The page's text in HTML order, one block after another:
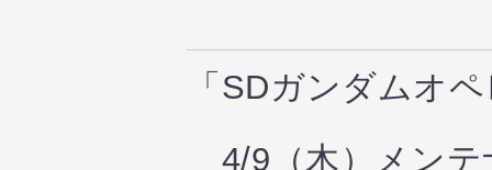
「SDガンダムオ
4/9（木）メンテ